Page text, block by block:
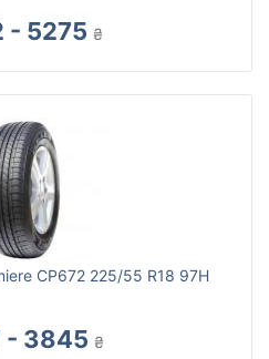
- 5275 ₴
CP672 225/55 R18 97H
- 3845 ₴